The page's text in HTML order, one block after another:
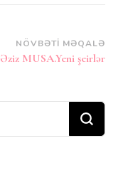
NÖVBƏTI MƏQALƏ
Əziz MUSA.Yeni şeirlər